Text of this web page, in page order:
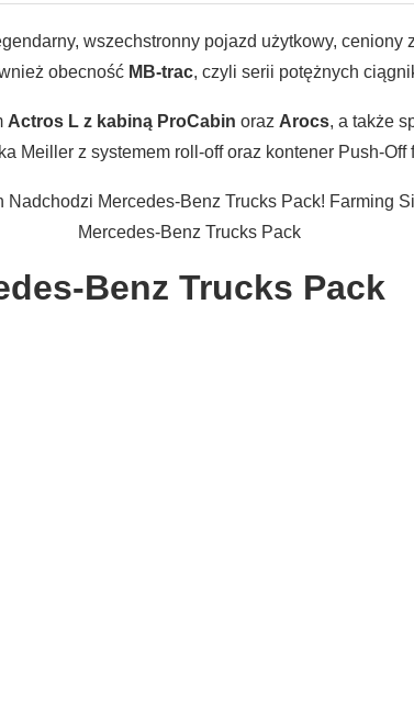
wszechstronny pojazd użytkowy, ceniony
obecność MB-trac, czyli serii potężnych
Actros L z kabiną ProCabin oraz Arocs, a także
Meiller z systemem roll-off oraz kontener Push-Off
Mercedes-Benz Trucks Pack
Benz Trucks Pack